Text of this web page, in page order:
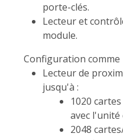
porte-clés.
Lecteur et
module.
Configuration comme
Lecteur de
jusqu'à :
1020
avec l'unité
2048